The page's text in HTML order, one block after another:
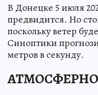
В Донецке 5 июля
предвидится. Но
поскольку ветер
Синоптики
метров в секунду.